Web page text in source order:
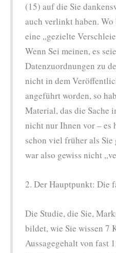
(15) auf die Sie
auch verlinkt haben.
eine „gezielte
Wenn Sei meinen, es
Datenzuordnungen zu
nicht in dem
angeführt worden, so
Material, das die Sache
nicht nur Ihnen vor – es
schon viel früher als Sie
war also gewiss nicht
2. Der Hauptpunkt: Die
Die Studie, die Sie,
bildet, wie Sie wissen 7
Aussagegehalt von fast